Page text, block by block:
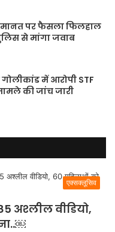
पर फैसला फिलहाल
से मांगा जवाब
में आरोपी STF
की जांच जारी
एक्सक्लूसिव
अश्लील वीडियो,